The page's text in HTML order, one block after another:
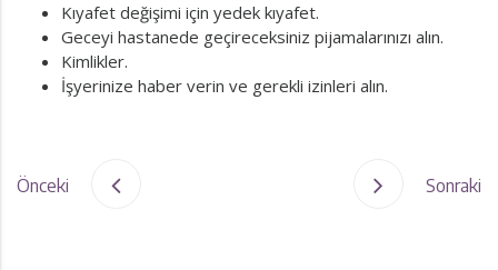
Kıyafet değişimi için yedek kıyafet.
Geceyi hastanede geçireceksiniz pijamalarınızı alın.
Kimlikler.
İşyerinize haber verin ve gerekli izinleri alın.
Önceki Sonraki